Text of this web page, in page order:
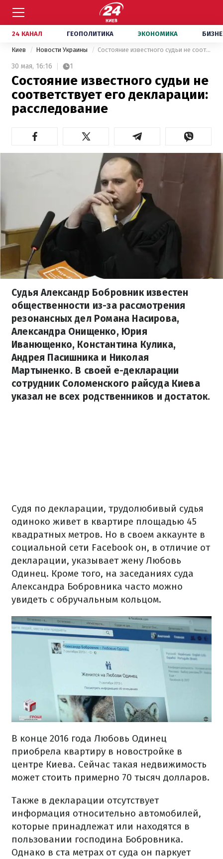
24 КАНАЛ ГЕОПОЛИТИКА ЭКОНОМИКА
Киев Новости Украины Состояние известного судьи не соответствует его декларации: расследование
30 мая, 16:16 1
Состояние известного судьи не
соответствует его декларации:
расследование
Судья Александр Бобровник известен
общественности из-за рассмотрения
резонансных дел Романа Насирова,
Александра Онищенко, Юрия
Иванющенко, Константина Кулика,
Андрея Пасишника и Николая
Мартыненко. В своей е-декларации
сотрудник Соломенского райсуда Киева
указал не всех родственников и достаток.
Судя по декларации, трудолюбивый судья
одиноко живет в квартире площадью 45
квадратных метров. Но в своем аккаунте в
социальной сети Facebook он, в отличие от
декларации, указывает жену Любовь
Одинец. Кроме того, на заседаниях суда
Александра Бобровника часто можно
увидеть с обручальным кольцом.
В конце 2016 года Любовь Одинец
приобрела квартиру в новостройке в
центре Киева. Сейчас такая недвижимость
может стоить примерно 70 тысяч долларов.
Также в декларации отсутствует
информация относительно автомобилей,
которые принадлежат или находятся в
пользовании господина Бобровника.
Однако в ста метрах от суда он паркует